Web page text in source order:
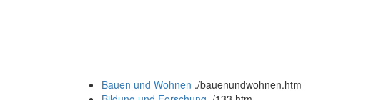
Bauen und Wohnen ./bauenundwohnen.htm